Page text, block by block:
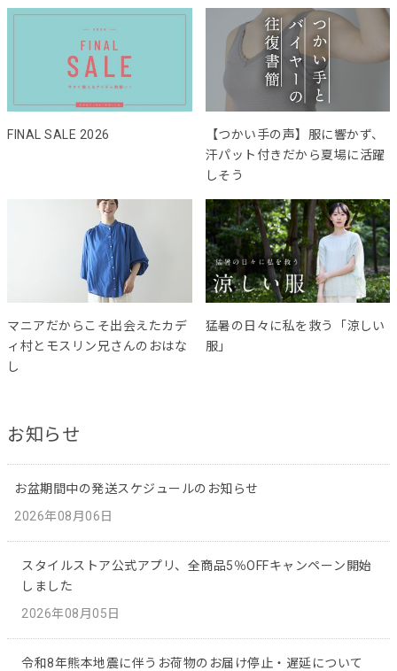
FINAL SALE 2026
【つかい手の声】服に響かず、
汗パット付きだから夏場に活躍
しそう
マニアだからこそ出会えたカデ
ィ村とモスリン兄さんのおはな
し
猛暑の日々に私を救う「涼しい
服」
お知らせ
お盆期間中の発送スケジュールのお知らせ
2026年08月06日
スタイルストア公式アプリ、全商品5％OFFキャンペーン開始
しました
2026年08月05日
令和8年熊本地震に伴うお荷物のお届け停止・遅延について